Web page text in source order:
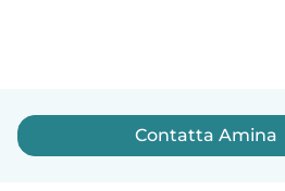
Contatta Amina